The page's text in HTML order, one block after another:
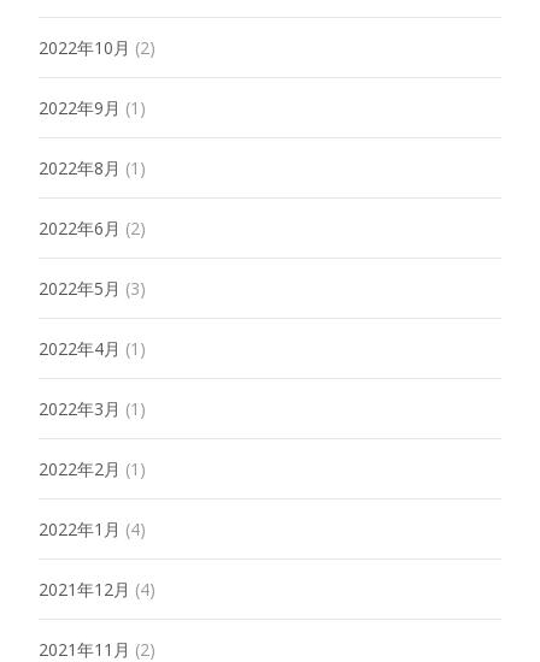
2022年10月 (2)
2022年9月 (1)
2022年8月 (1)
2022年6月 (2)
2022年5月 (3)
2022年4月 (1)
2022年3月 (1)
2022年2月 (1)
2022年1月 (4)
2021年12月 (4)
2021年11月 (2)